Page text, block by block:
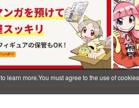
more.You must agree to the use of
きみと手を繋いで
そばミルクコンプレックス
スゴ
(1)
階段